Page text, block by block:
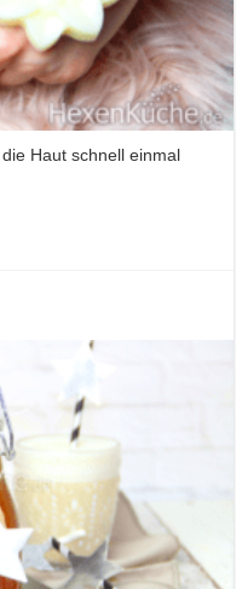
Haut schnell einmal